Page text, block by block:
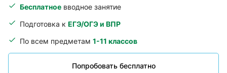
Бесплатное вводное занятие
Подготовка к ЕГЭ/ОГЭ и ВПР
По всем предметам 1-11 классов
Попробовать бесплатно